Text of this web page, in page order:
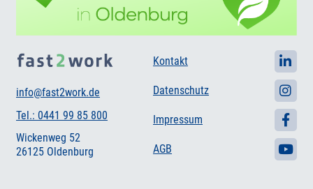
info@fast2work.de
Tel.: 0441 99 85 800
Wickenweg 52
26125 Oldenburg
Kontakt
Datenschutz
Impressum
AGB